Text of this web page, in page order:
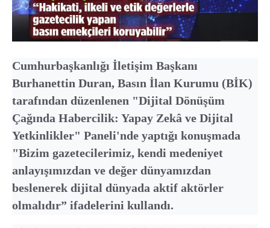
Cumhurbaşkanlığı İletişim Başkanı
Burhanettin Duran, Basın İlan Kurumu (BİK)
tarafından düzenlenen "Dijital Dönüşüm
Çağında Habercilik: Yapay Zekâ ve Dijital
Yetkinlikler" Paneli'nde yaptığı konuşmada
"Bizim gazetecilerimiz, kendi medeniyet
anlayışımızdan ve değer dünyamızdan
beslenerek dijital dünyada aktif aktörler
olmalıdır” ifadelerini kullandı.